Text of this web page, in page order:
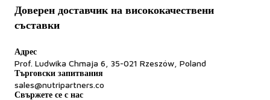
гарантира, че отговарят на строгите разпоредби на ЕС
за безопасност на храните.
Доверен доставчик на висококачествени
съставки
Адрес
Prof. Ludwika Chmaja 6, 35-021 Rzeszów, Poland
Търговски запитвания
sales@nutripartners.co
Свържете се с нас